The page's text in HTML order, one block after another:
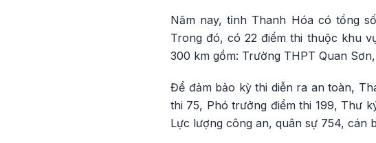
Năm nay, tỉnh Thanh Hóa có tổng
Trong đó, có 22 điểm thi thuộc khu
300 km gồm: Trường THPT Quan
Để đảm bảo kỳ thi diễn ra an toàn,
thi 75, Phó trưởng điểm thi 199, Thư
Lực lượng công an, quân sự 754, cán